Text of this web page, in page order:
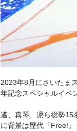
2023年8月にさいたま
年記念スペシャルイベ
遙、真琴、凛ら総勢15
に背景は歴代『Free!